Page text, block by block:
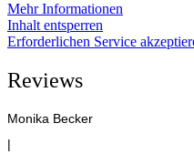
Mehr Informationen
Inhalt entsperren
Erforderlichen Service
Reviews
Monika Becker
|